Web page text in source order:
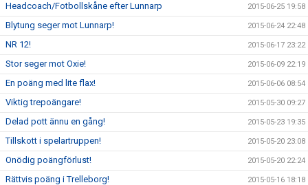
Headcoach/Fotbollskåne efter Lunnarp 2015-06-25 19:58
Blytung seger mot Lunnarp! 2015-06-24 22:48
NR 12! 2015-06-17 23:22
Stor seger mot Oxie! 2015-06-09 22:19
En poäng med lite flax! 2015-06-06 08:54
Viktig trepoängare! 2015-05-30 09:27
Delad pott ännu en gång! 2015-05-23 19:35
Tillskott i spelartruppen! 2015-05-20 23:08
Onödig poängförlust! 2015-05-20 22:24
Rättvis poäng i Trelleborg! 2015-05-16 18:18